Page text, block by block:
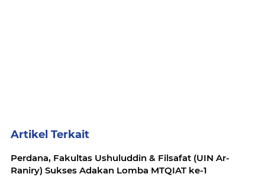
Artikel Terkait
Perdana, Fakultas Ushuluddin & Filsafat (UIN Ar-
Raniry) Sukses Adakan Lomba MTQIAT ke-1